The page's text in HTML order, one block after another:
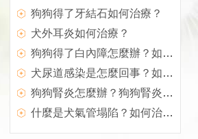
狗狗得了牙結石如何治療？
犬外耳炎如何治療？
狗狗得了白內障怎麼辦？如何治療？
犬尿道感染是怎麼回事？如何治療？
狗狗腎炎怎麼辦？狗狗腎炎如何治療？
什麼是犬氣管塌陷？如何治療？